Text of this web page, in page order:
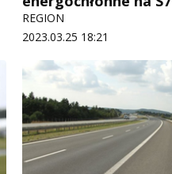
REGION
2023.03.25 18:21